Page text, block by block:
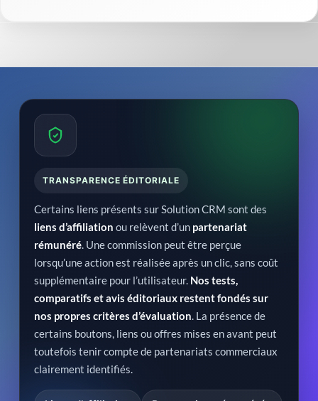
TRANSPARENCE ÉDITORIALE
Certains liens présents sur Solution CRM sont des
liens d’affiliation ou relèvent d’un partenariat
rémunéré. Une commission peut être perçue
lorsqu’une action est réalisée après un clic, sans coût
supplémentaire pour l’utilisateur. Nos tests,
comparatifs et avis éditoriaux restent fondés sur
nos propres critères d’évaluation. La présence de
certains boutons, liens ou offres mises en avant peut
toutefois tenir compte de partenariats commerciaux
clairement identifiés.